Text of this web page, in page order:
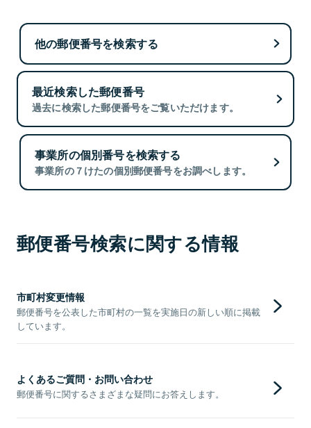
他の郵便番号を検索する
最近検索した郵便番号
過去に検索した郵便番号をご覧いただけます。
事業所の個別番号を検索する
事業所の７けたの個別郵便番号をお調べします。
郵便番号検索に関する情報
市町村変更情報
郵便番号を公表した市町村の一覧を実施日の新しい順に掲載
しています。
よくあるご質問・お問い合わせ
郵便番号に関するさまざまな疑問にお答えします。